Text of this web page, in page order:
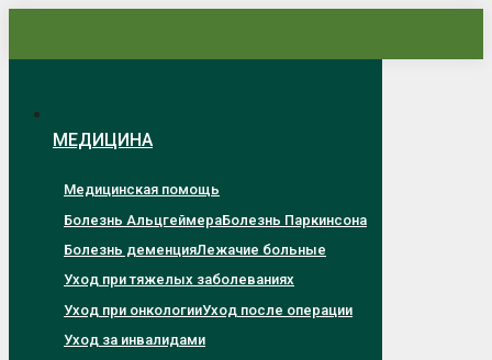
МЕДИЦИНА
Медицинская помощь
Болезнь АльцгеймераБолезнь Паркинсона
Болезнь деменцияЛежачие больные
Уход при тяжелых заболеваниях
Уход при онкологииУход после операции
Уход за инвалидами